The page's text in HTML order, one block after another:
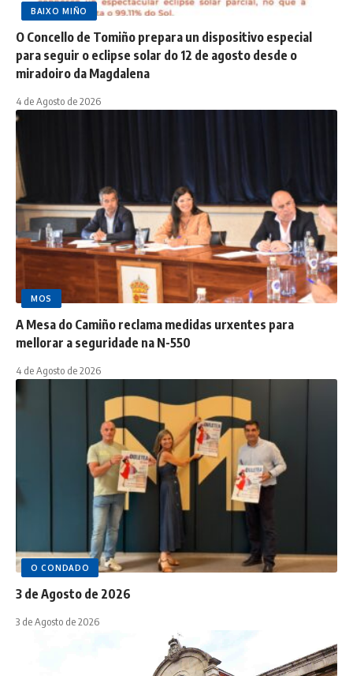
BAIXO MIÑO
O Concello de Tomiño prepara un dispositivo especial
para seguir o eclipse solar do 12 de agosto desde o
miradoiro da Magdalena
4 de Agosto de 2026
MOS
A Mesa do Camiño reclama medidas urxentes para
mellorar a seguridade na N-550
4 de Agosto de 2026
O CONDADO
3 de Agosto de 2026
3 de Agosto de 2026